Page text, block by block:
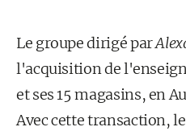
Le groupe dirigé par
l'acquisition de
et ses 15 magasins, en
Avec cette transaction,